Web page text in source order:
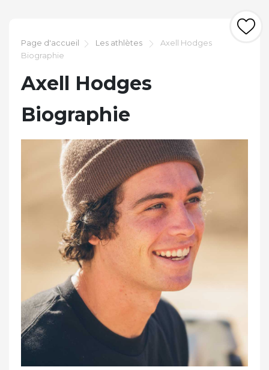
Page d'accueil Les athlètes
Axell Hodges
Biographie
Axell Hodges
Biographie